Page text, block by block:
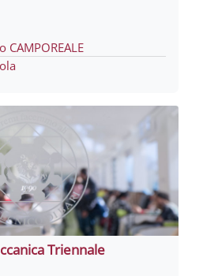
CAMPOREALE
Triennale